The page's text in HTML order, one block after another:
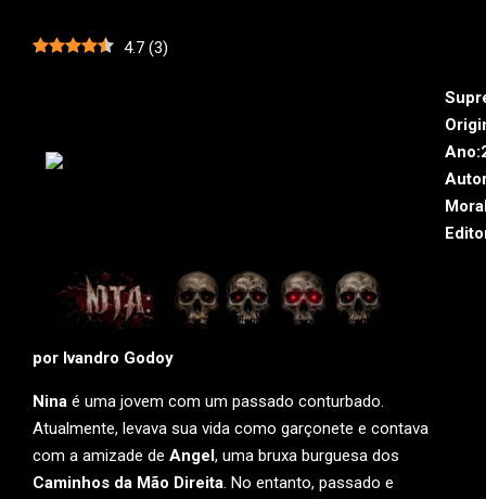
4.7 (3)
Ano:
por Ivandro Godoy
Nina é uma jovem com um passado conturbado.
Atualmente, levava sua vida como garçonete e contava
com a amizade de Angel , uma bruxa burguesa dos
Caminhos da Mão Direita. No entanto, passado e